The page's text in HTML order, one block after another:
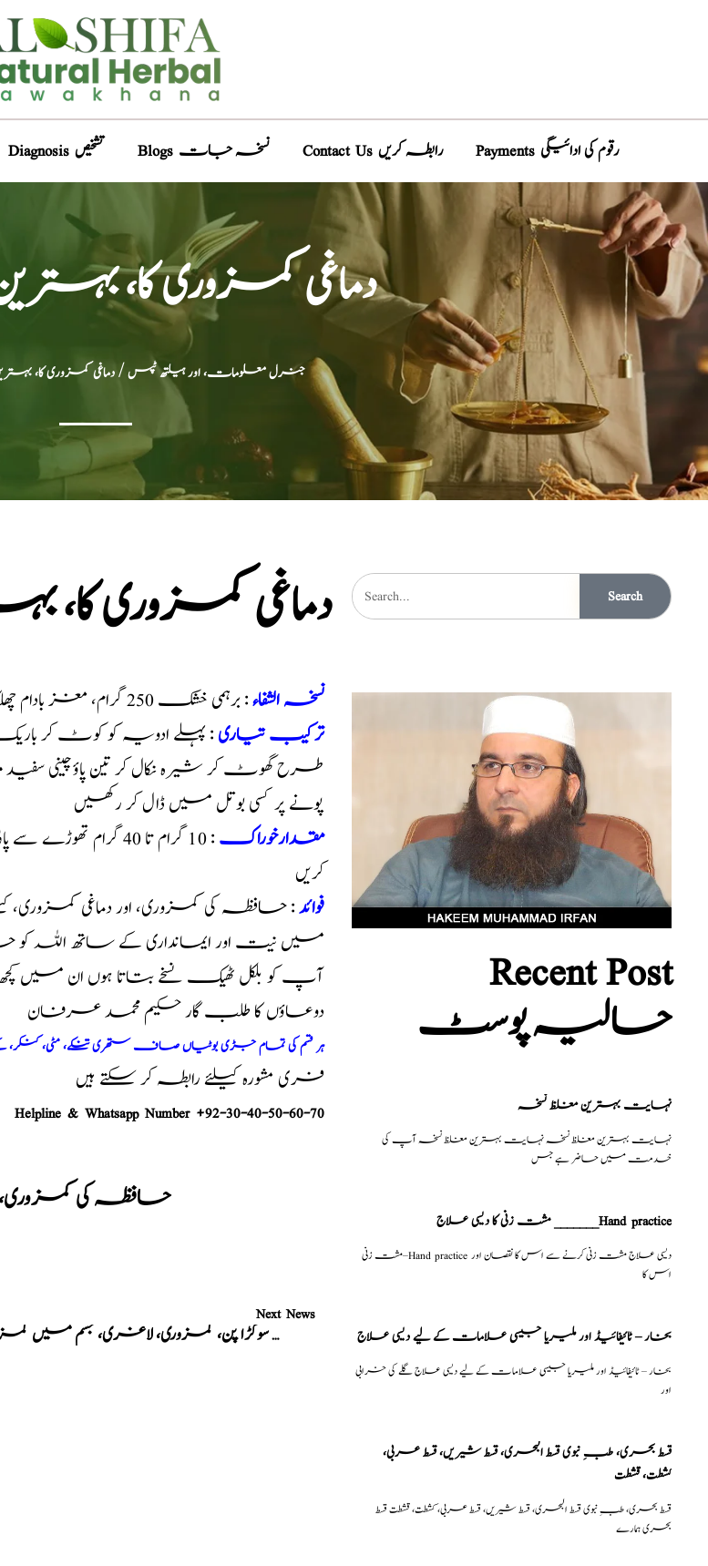
Diagnosis تشخیص Blogs نسخہ جات Contact Us رابطہ کریں Payments رقوم کی ادائیگی
دماغی کمزوری کا،
جنرل معلومات، اور ہیلتھ ٹپس/ دماغی کمزوری کا،
دماغی کمزوری کا،
نسخہ الشفاء: برہمی خشک 250 گرام، مغز بادام چھلکا اتار کے 250 گرام، فلفل سیاہ 40 گرام
ترکیب تیاری: پہلے ادویہ کو کوٹ کر
طرح گھوٹ کر شیرہ نکال کر تین پاؤچینی سفید
پونے پر کسی بوتل میں ڈال کر رکھیں
مقدارخوراک
: 10 گرام تا 40
کریں
فوائد: حافظہ کی کمزوری، اور دماغی کمزوری،
میں نیت اور ایمانداری کے ساتھ اللہ
آپ کو بلکل ٹھیک نسخے بتاتا ہوں ان میں
دوعاؤں کا طلب گار حکیم محمد عرفان
ہر قسم کی تمام جڑی بوٹیاں صاف ستھری تنکے، مٹی، کنکر،
فری مشورہ کیلئے رابطہ کر سکتے ہیں
Helpline & Whatsapp Number +92-30-40-50-60-70
حافظہ کی کمزوری،
Next News
بچوں میں سوکڑا پن، کمزوری، لاغری، جسم میں کمزوری، کا علاج
Search
Recent Post
حالیہ پوسٹ
نہایت بہترین مغلظ نسخہ
نہایت بہترین مغلظ نسخہ نہایت بہترین مغلظ نسخہ آپ کی
خدمت میں حاضر ہے جس
مشت زنی کا دیسی علاج _______Hand practice
مشت زنی–Hand practice دیسی علاج مشت زنی کرنے سے اس کا نقصان اور
اس کا
بخار – ٹائیفائیڈ اور ملیریا جیسی علامات کے لیے دیسی علاج
بخار – ٹائیفائیڈ اور ملیریا جیسی علامات کے لیے دیسی علاج گلے کی خرابی
اور
قسط بحری، طبِ نبوی قسط البحری، قسط شیریں، قسط عربی،
كشطت، قشطت
بحری ہمارے